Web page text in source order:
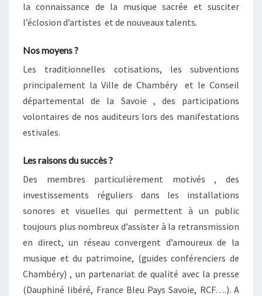
la connaissance de la musique sacrée et susciter
l’éclosion d’artistes et de nouveaux talents.
Nos moyens ?
Les traditionnelles cotisations, les subventions
principalement la Ville de Chambéry et le Conseil
départemental de la Savoie , des participations
volontaires de nos auditeurs lors des manifestations
estivales.
Les raisons du succès ?
Des membres particulièrement motivés , des
investissements réguliers dans les installations
sonores et visuelles qui permettent à un public
toujours plus nombreux d’assister à la retransmission
en direct, un réseau convergent d’amoureux de la
musique et du patrimoine, (guides conférenciers de
Chambéry) , un partenariat de qualité avec la presse
(Dauphiné libéré, France Bleu Pays Savoie, RCF….). A